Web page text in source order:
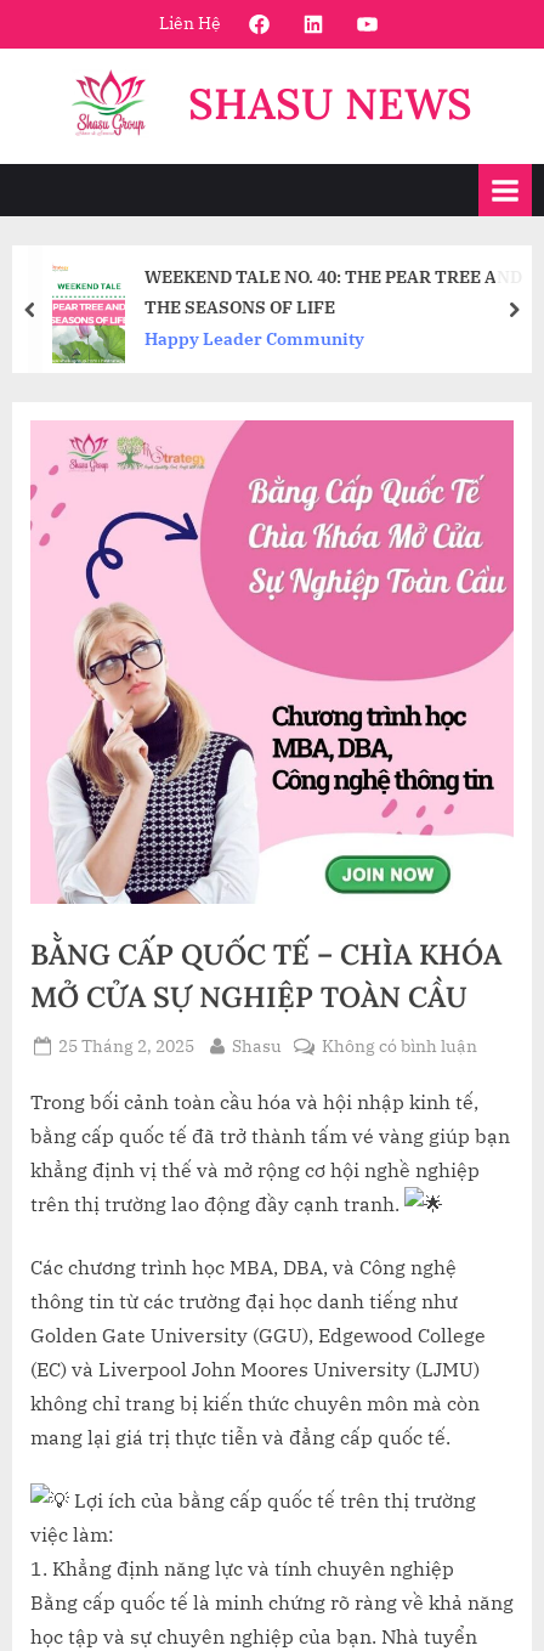
to
Liên Hệ FaceBookLinkedinYoutube
SHASU NEWS
WEEKEND TALE NO. 40: THE PEAR TREE AND
THE SEASONS OF LIFE
Happy Leader Community
prev
BẰNG CẤP QUỐC TẾ – CHÌA KHÓA
MỞ CỬA SỰ NGHIỆP TOÀN CẦU
Posted
25 Tháng 2, 2025 By
Shasu Không có bình luậnở
QUỐC
–
TOÀN
CẦU
Trong bối cảnh toàn cầu hóa và hội nhập kinh tế,
bằng cấp quốc tế đã trở thành tấm vé vàng giúp bạn
khẳng định vị thế và mở rộng cơ hội nghề nghiệp
trên thị trường lao động đầy cạnh tranh.
Các chương trình học MBA, DBA, và Công nghệ
thông tin từ các trường đại học danh tiếng như
Golden Gate University (GGU), Edgewood College
(EC) và Liverpool John Moores University (LJMU)
không chỉ trang bị kiến thức chuyên môn mà còn
mang lại giá trị thực tiễn và đẳng cấp quốc tế.
Lợi ích của bằng cấp quốc tế trên thị trường
việc làm:
1. Khẳng định năng lực và tính chuyên nghiệp
Bằng cấp quốc tế là minh chứng rõ ràng về khả năng
học tập và sự chuyên nghiệp của bạn. Nhà tuyển